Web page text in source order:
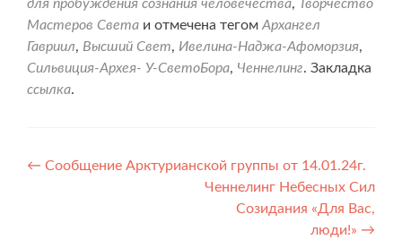
для пробуждения сознания человечества, Творчество
Мастеров Света и отмечена тегомАрхангел
Гавриил, Высший Свет, Ивелина-Наджа-Афоморзия,
Сильвиция-Архея- У-СветоБора, Ченнелинг. Закладка
ссылка.
Навигация
← Сообщение Арктурианской группы от 14.01.24г.
Ченнелинг Небесных Сил
Созидания «Для Вас,
люди!» →